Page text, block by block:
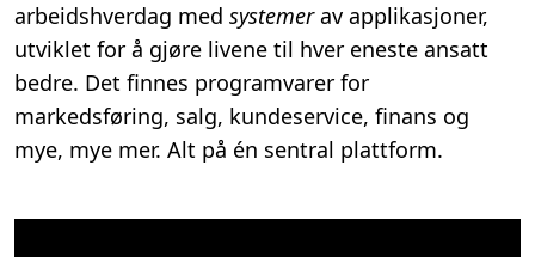
arbeidshverdag med systemerav applikasjoner,
utviklet for å gjøre livene til hver eneste ansatt
bedre. Det finnes programvarer for
markedsføring, salg, kundeservice, finans og
mye, mye mer. Alt på én sentral plattform.